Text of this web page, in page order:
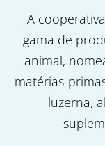
A
gama de
animal,
matérias-
luzerna,